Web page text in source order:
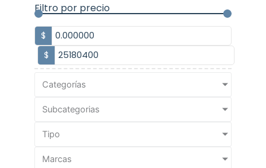
Filtro por precio
$
$
Categorías
Subcategorias
Tipo
Marcas